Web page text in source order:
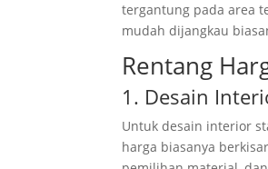
tergantung pada area
mudah dijangkau
Rentang
1. Desain
Untuk desain interior
harga biasanya